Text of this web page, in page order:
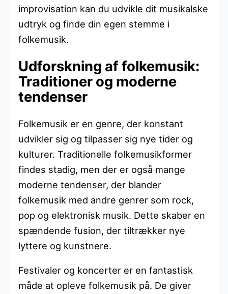
improvisation kan du udvikle dit musikalske
udtryk og finde din egen stemme i
folkemusik.
Udforskning af folkemusik:
Traditioner og moderne
tendenser
Folkemusik er en genre, der konstant
udvikler sig og tilpasser sig nye tider og
kulturer. Traditionelle folkemusikformer
findes stadig, men der er også mange
moderne tendenser, der blander
folkemusik med andre genrer som rock,
pop og elektronisk musik. Dette skaber en
spændende fusion, der tiltrækker nye
lyttere og kunstnere.
Festivaler og koncerter er en fantastisk
måde at opleve folkemusik på. De giver